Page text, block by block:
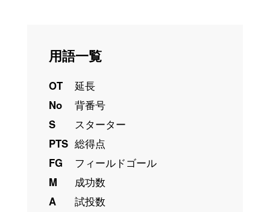
用語一覧
OT
延長
No
背番号
S
スターター
PTS 総得点
FG
フィールドゴール
M
成功数
A
試投数